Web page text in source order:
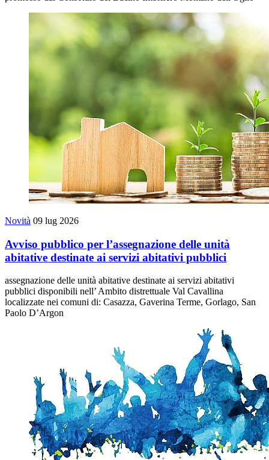
Novità 09 lug 2026
Avviso pubblico per l’assegnazione delle unità
abitative destinate ai servizi abitativi pubblici
assegnazione delle unità abitative destinate ai servizi abitativi
pubblici disponibili nell’ Ambito distrettuale Val Cavallina
localizzate nei comuni di: Casazza, Gaverina Terme, Gorlago, San
Paolo D’Argon